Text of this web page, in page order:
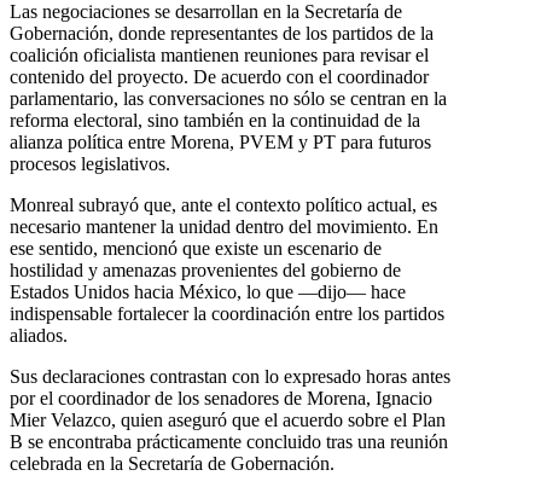
Las negociaciones se desarrollan en la Secretaría de
Gobernación, donde representantes de los partidos de la
coalición oficialista mantienen reuniones para revisar el
contenido del proyecto. De acuerdo con el coordinador
parlamentario, las conversaciones no sólo se centran en la
reforma electoral, sino también en la continuidad de la
alianza política entre Morena, PVEM y PT para futuros
procesos legislativos.
Monreal subrayó que, ante el contexto político actual, es
necesario mantener la unidad dentro del movimiento. En
ese sentido, mencionó que existe un escenario de
hostilidad y amenazas provenientes del gobierno de
Estados Unidos hacia México, lo que —dijo— hace
indispensable fortalecer la coordinación entre los partidos
aliados.
Sus declaraciones contrastan con lo expresado horas antes
por el coordinador de los senadores de Morena, Ignacio
Mier Velazco, quien aseguró que el acuerdo sobre el Plan
B se encontraba prácticamente concluido tras una reunión
celebrada en la Secretaría de Gobernación.